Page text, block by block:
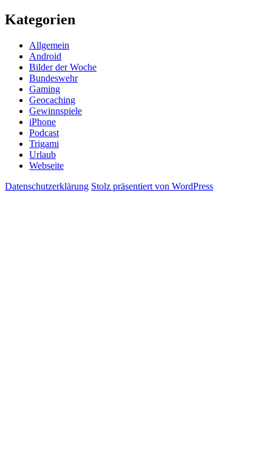
Kategorien
Allgemein
Android
Bilder der Woche
Bundeswehr
Gaming
Geocaching
Gewinnspiele
iPhone
Podcast
Trigami
Urlaub
Webseite
Datenschutzerklärung Stolz präsentiert von WordPress